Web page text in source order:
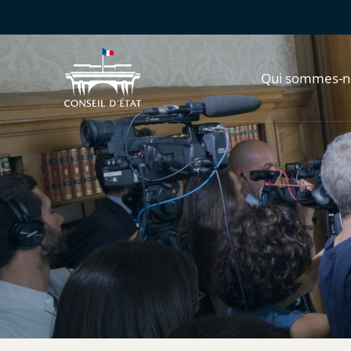
Qui sommes-